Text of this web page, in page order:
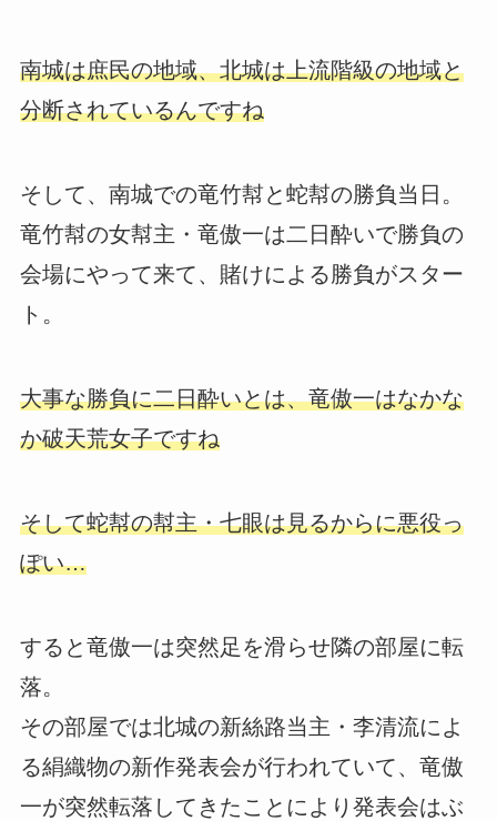
南城は庶民の地域、北城は上流階級の地域と
分断されているんですね
そして、南城での竜竹幇と蛇幇の勝負当日。
竜竹幇の女幇主・竜傲一は二日酔いで勝負の
会場にやって来て、賭けによる勝負がスター
ト。
大事な勝負に二日酔いとは、竜傲一はなかな
か破天荒女子ですね
そして蛇幇の幇主・七眼は見るからに悪役っ
ぽい…
すると竜傲一は突然足を滑らせ隣の部屋に転
落。
その部屋では北城の新絲路当主・李清流によ
る絹織物の新作発表会が行われていて、竜傲
一が突然転落してきたことにより発表会はぶ